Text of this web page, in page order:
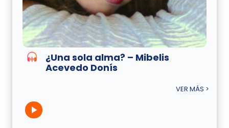
¿Una sola alma? – Mibelis
Acevedo Donís
VER MÁS >